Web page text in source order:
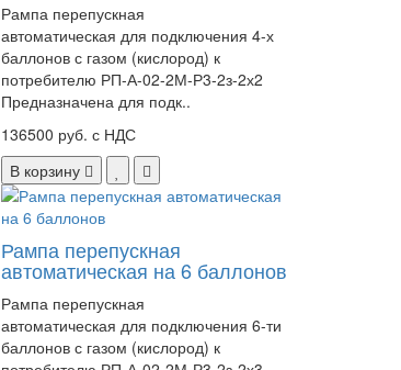
Рампа перепускная
автоматическая для подключения 4-х
баллонов с газом (кислород) к
потребителю РП-А-02-2М-Р3-2з-2х2
Предназначена для подк..
136500 руб. с НДС
В корзину
Рампа перепускная
автоматическая на 6 баллонов
Рампа перепускная
автоматическая для подключения 6-ти
баллонов с газом (кислород) к